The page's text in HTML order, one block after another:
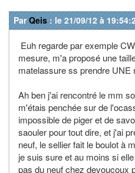
ParQeis : le 21/09/12 à
Euh regarde par exemple
mesure, m'a proposé une
matelassure ss prendre UNE
Ah ben j'ai rencontré le mm
m'étais penchée sur de
impossible de piger et de
saouler pour tout dire, et j'ai
neuf, le sellier fait le boulot à
je suis sure et au moins si
pas du neuf chez devoucoux